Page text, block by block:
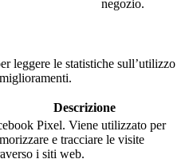
negozio.
leggere le statistiche sull’utilizzo
Descrizione
Pixel. Viene utilizzato per
e tracciare le visite
i siti web.